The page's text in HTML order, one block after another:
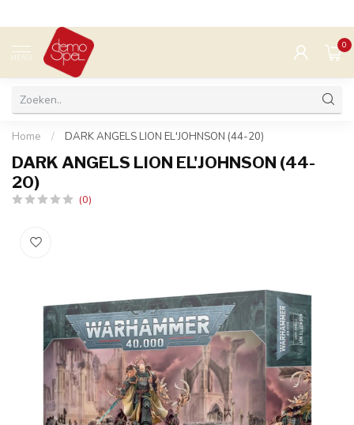
MENU
0
Home / DARK ANGELS LION EL'JOHNSON (44-20)
DARK ANGELS LION EL'JOHNSON (44-
20)
(0)